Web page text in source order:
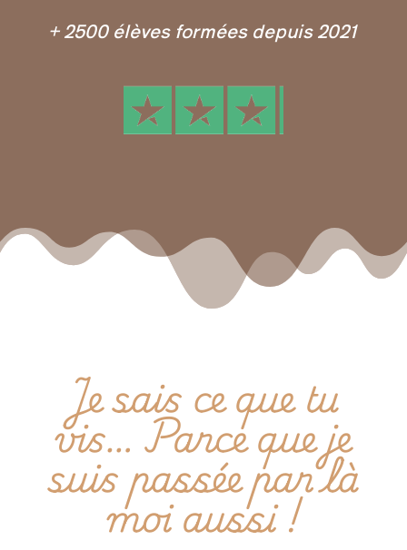
+ 2500 élèves formées depuis 2021
Je sais ce que tu
vis… Parce que je
suis passée par là
moi aussi !